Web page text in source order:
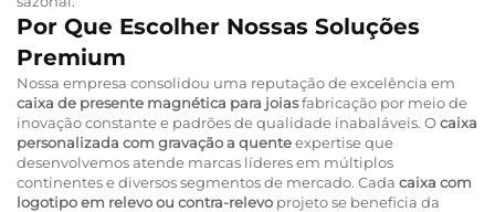
Por Que Escolher Nossas Soluções
Premium
Nossa empresa consolidou uma reputação de excelência em
caixa de presente magnética para joiasfabricação por meio de
inovação constante e padrões de qualidade inabaláveis. Ocaixa
personalizada com gravação a quenteexpertise que
desenvolvemos atende marcas líderes em múltiplos
continentes e diversos segmentos de mercado. Cada caixa com
logotipo em relevo ou contra-relevo projeto se beneficia da